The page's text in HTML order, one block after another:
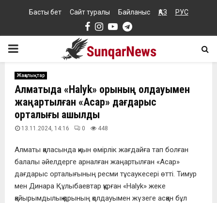
Басты бет Сайт туралы Байланыс ҚАЗ РУС
Facebook
Instagram
YoutubeTelegram
PRIMARY
MENU
Жаңалықтар
Алматыда «Halyk» қорының қолдауымен
жаңартылған «Асар» дағдарыс
орталығы ашылды
13.11.2024, 14:16 0 448
Алматы қаласында қиын өмірлік жағдайға тап болған
балалы әйелдерге арналған жаңартылған «Асар»
дағдарыс орталығының ресми тұсаукесері өтті. Тимур
мен Динара Құлыбаевтар құрған «Halyk» жеке
қайырымдылық қорының қолдауымен жүзеге асқан бұл